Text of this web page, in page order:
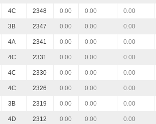
4C 2348 0.00 0.00 0.00
3B 2347 0.00 0.00 0.00
4A 2341 0.00 0.00 0.00
4C 2331 0.00 0.00 0.00
4C 2330 0.00 0.00 0.00
4C 2326 0.00 0.00 0.00
3B 2319 0.00 0.00 0.00
4D 2312 0.00 0.00 0.00